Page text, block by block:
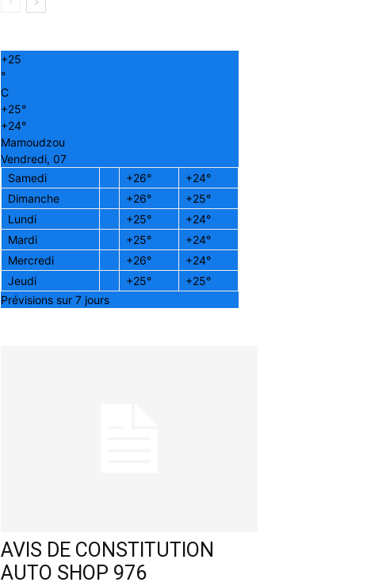
+25
°
C
+25°
+24°
Mamoudzou
Vendredi, 07
Samedi
+26° +24°
Dimanche
+26° +25°
Lundi
+25° +24°
Mardi
+25° +24°
Mercredi
+26° +24°
Jeudi
+25° +25°
Prévisions sur 7 jours
AVIS DE CONSTITUTION
AUTO SHOP 976